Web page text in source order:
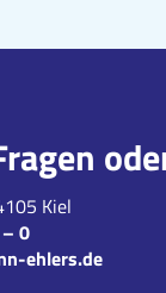
Kiel
0
ehlers.de